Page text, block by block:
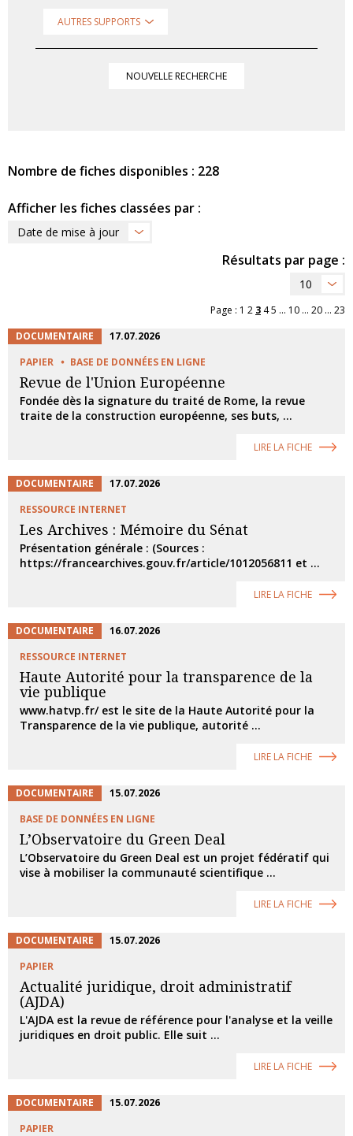
AUTRES SUPPORTS
NOUVELLE RECHERCHE
Nombre de fiches disponibles : 228
Afficher les fiches classées par :
Date de mise à jour
Résultats par page :
10
Page : 1 2 3 45 ... 10 ... 20 ... 23
DOCUMENTAIRE
17.07.2026
PAPIER
BASE DE DONNÉES EN LIGNE
Revue de l'Union Européenne
Fondée dès la signature du traité de Rome, la revue
traite de la construction européenne, ses buts, ...
LIRE LA FICHE
DOCUMENTAIRE
17.07.2026
RESSOURCE INTERNET
Les Archives : Mémoire du Sénat
Présentation générale : (Sources :
https://francearchives.gouv.fr/article/1012056811 et ...
LIRE LA FICHE
DOCUMENTAIRE
16.07.2026
RESSOURCE INTERNET
Haute Autorité pour la transparence de la
vie publique
www.hatvp.fr/ est le site de la Haute Autorité pour la
Transparence de la vie publique, autorité ...
LIRE LA FICHE
DOCUMENTAIRE
15.07.2026
BASE DE DONNÉES EN LIGNE
L’Observatoire du Green Deal
L’Observatoire du Green Deal est un projet fédératif qui
vise à mobiliser la communauté scientifique ...
LIRE LA FICHE
DOCUMENTAIRE
15.07.2026
PAPIER
Actualité juridique, droit administratif
(AJDA)
L'AJDA est la revue de référence pour l'analyse et la veille
juridiques en droit public. Elle suit ...
LIRE LA FICHE
DOCUMENTAIRE
15.07.2026
PAPIER